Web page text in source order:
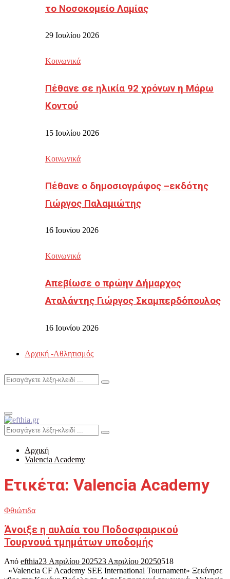
το Νοσοκομείο Λαμίας
29 Ιουλίου 2026
Κοινωνικά
Πέθανε σε ηλικία 92 χρόνων η Μάρω
Κοντού
15 Ιουλίου 2026
Κοινωνικά
Πέθανε ο δημοσιογράφος –εκδότης
Γιώργος Παλαμιώτης
16 Ιουνίου 2026
Κοινωνικά
Απεβίωσε ο πρώην Δήμαρχος
Αταλάντης Γιώργος Σκαμπερδόπουλος
16 Ιουνίου 2026
Αρχική -Αθλητισμός
Search
Search
Primary
Menu
Search
for:
Search
Αρχική
Valencia Academy
Ετικέτα: Valencia Academy
Φθιώτιδα
Άνοιξε η αυλαία του Ποδοσφαιρικού
Τουρνουά τμημάτων υποδομής
Από efthia23 Απριλίου 202523 Απριλίου 20250518
«Valencia CF Academy SEE International Tournament» Ξεκίνησε